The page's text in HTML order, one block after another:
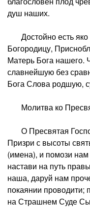
душ наших.
Достойно есть яко
Богородицу,
Матерь Бога нашего.
славнейшую без
Бога Слова родшую,
Молитва ко
О Пресвятая
Призри с высоты
(имена), и помози
настави на путь
наша, даруй нам
покаянии проводити;
на Страшнем Суде